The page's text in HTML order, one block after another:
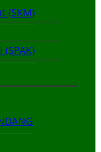
(SKM)